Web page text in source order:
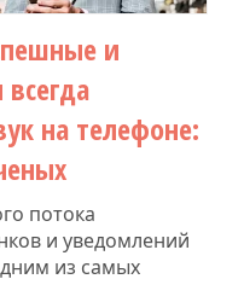
и
на телефоне:
потока
и уведомлений
из самых